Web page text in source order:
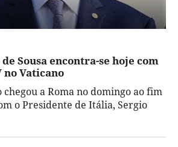
Sousa encontra-se hoje com
no Vaticano
chegou a Roma no domingo ao fim
o Presidente de Itália, Sergio